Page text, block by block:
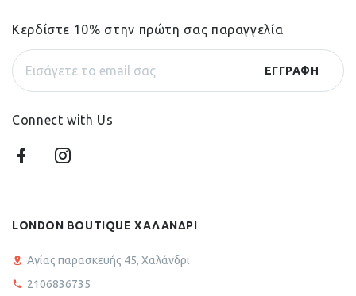
Κερδίστε 10% στην πρώτη σας παραγγελία
Connect with Us
LONDON BOUTIQUE ΧΑΛΑΝΔΡΙ
Αγίας παρασκευής 45, Χαλάνδρι
2106836735